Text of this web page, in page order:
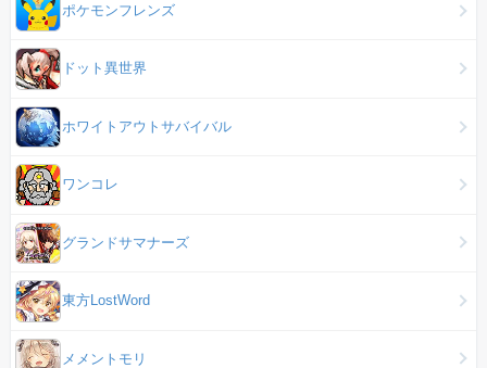
ポケモンフレンズ
ドット異世界
ホワイトアウトサバイバル
ワンコレ
グランドサマナーズ
東方LostWord
メメントモリ